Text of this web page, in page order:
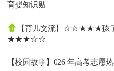
育婴知识贴
【育儿交流】☆☆★★★孩
★★★☆☆
【校园故事】026 年高考志愿